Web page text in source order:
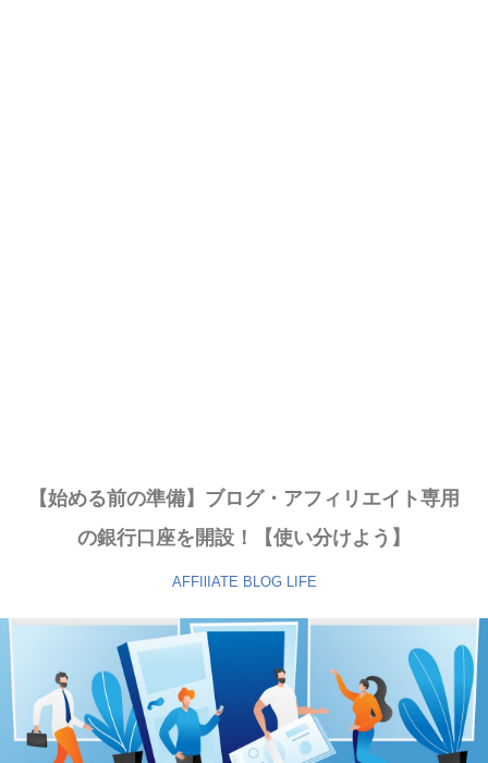
【始める前の準備】ブログ・アフィリエイト専用
の銀行口座を開設！【使い分けよう】
AFFIlIATE BLOG LIFE